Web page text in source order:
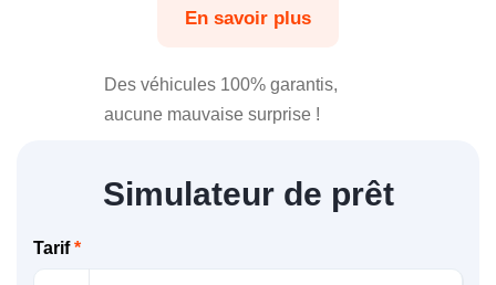
En savoir plus
Des véhicules 100% garantis,
aucune mauvaise surprise !
Simulateur de prêt
Tarif*